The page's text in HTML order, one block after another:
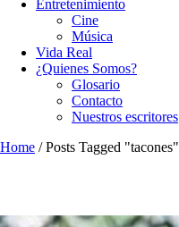
Entretenimiento
Cine
Música
Vida Real
¿Quienes Somos?
Glosario
Contacto
Nuestros escritores
Home /Posts Tagged "tacones"